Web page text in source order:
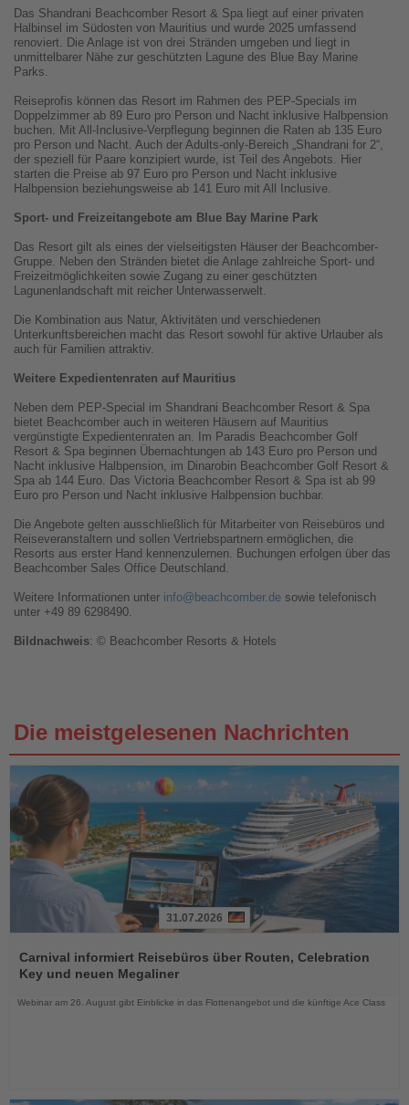
Das Shandrani Beachcomber Resort & Spa liegt auf einer privaten
Halbinsel im Südosten von Mauritius und wurde 2025 umfassend
renoviert. Die Anlage ist von drei Stränden umgeben und liegt in
unmittelbarer Nähe zur geschützten Lagune des Blue Bay Marine
Parks.
Reiseprofis können das Resort im Rahmen des PEP-Specials im
Doppelzimmer ab 89 Euro pro Person und Nacht inklusive Halbpension
buchen. Mit All-Inclusive-Verpflegung beginnen die Raten ab 135 Euro
pro Person und Nacht. Auch der Adults-only-Bereich „Shandrani for 2“,
der speziell für Paare konzipiert wurde, ist Teil des Angebots. Hier
starten die Preise ab 97 Euro pro Person und Nacht inklusive
Halbpension beziehungsweise ab 141 Euro mit All Inclusive.
Sport- und Freizeitangebote am Blue Bay Marine Park
Das Resort gilt als eines der vielseitigsten Häuser der Beachcomber-
Gruppe. Neben den Stränden bietet die Anlage zahlreiche Sport- und
Freizeitmöglichkeiten sowie Zugang zu einer geschützten
Lagunenlandschaft mit reicher Unterwasserwelt.
Die Kombination aus Natur, Aktivitäten und verschiedenen
Unterkunftsbereichen macht das Resort sowohl für aktive Urlauber als
auch für Familien attraktiv.
Weitere Expedientenraten auf Mauritius
Neben dem PEP-Special im Shandrani Beachcomber Resort & Spa
bietet Beachcomber auch in weiteren Häusern auf Mauritius
vergünstigte Expedientenraten an. Im Paradis Beachcomber Golf
Resort & Spa beginnen Übernachtungen ab 143 Euro pro Person und
Nacht inklusive Halbpension, im Dinarobin Beachcomber Golf Resort &
Spa ab 144 Euro. Das Victoria Beachcomber Resort & Spa ist ab 99
Euro pro Person und Nacht inklusive Halbpension buchbar.
Die Angebote gelten ausschließlich für Mitarbeiter von Reisebüros und
Reiseveranstaltern und sollen Vertriebspartnern ermöglichen, die
Resorts aus erster Hand kennenzulernen. Buchungen erfolgen über das
Beachcomber Sales Office Deutschland.
Weitere Informationen unter info@beachcomber.de sowie telefonisch
unter +49 89 6298490.
Bildnachweis: © Beachcomber Resorts & Hotels
Die meistgelesenen Nachrichten
Sie
die
Nachrichten
31.07.2026
Carnival informiert Reisebüros über Routen, Celebration
Key und neuen Megaliner
Webinar am 26. August gibt Einblicke in das Flottenangebot und die künftige Ace Class